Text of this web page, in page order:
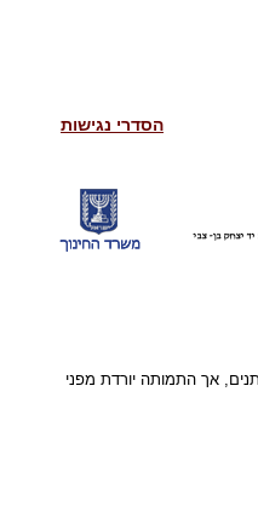
הסדרי נגישות
אך התמותה יורדת מפני